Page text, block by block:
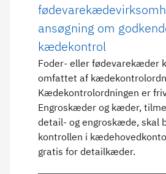
ansøgning om
kædekontrol
Foder- eller fødevarekæder
omfattet af
Kædekontrolordningen er
Engroskæder og kæder,
detail- og engroskæde, skal
kontrollen i
gratis for detailkæder.